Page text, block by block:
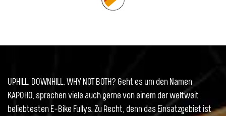
UPHILL. DOWNHILL. WHY NOT BOTH? Geht es um den Namen
KAPOHO, sprechen viele auch gerne von einem der weltweit
beliebtesten E-Bike Fullys. Zu Recht, denn das Einsatzgebiet ist